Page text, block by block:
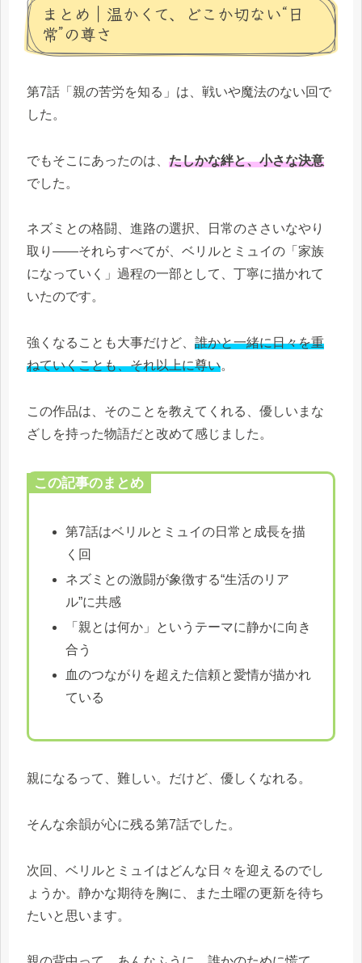
まとめ｜温かくて、どこか切ない“日
常”の尊さ
第7話「親の苦労を知る」は、戦いや魔法のない回で
した。
でもそこにあったのは、 たしかな絆と、小さな決意
でした。
ネズミとの格闘、進路の選択、日常のささいなやり
取り――それらすべてが、ベリルとミュイの「家族
になっていく」過程の一部として、丁寧に描かれて
いたのです。
強くなることも大事だけど、 誰かと一緒に日々を重
ねていくことも、それ以上に尊い。
この作品は、そのことを教えてくれる、優しいまな
ざしを持った物語だと改めて感じました。
この記事のまとめ
第7話はベリルとミュイの日常と成長を描
く回
ネズミとの激闘が象徴する“生活のリア
ル”に共感
「親とは何か」というテーマに静かに向き
合う
血のつながりを超えた信頼と愛情が描かれ
ている
親になるって、難しい。だけど、優しくなれる。
そんな余韻が心に残る第7話でした。
次回、ベリルとミュイはどんな日々を迎えるのでし
ょうか。静かな期待を胸に、また土曜の更新を待ち
たいと思います。